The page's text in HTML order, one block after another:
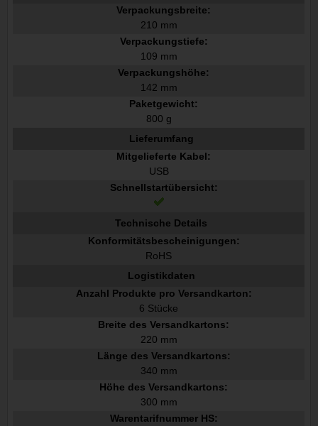
Verpackungsbreite:
210 mm
Verpackungstiefe:
109 mm
Verpackungshöhe:
142 mm
Paketgewicht:
800 g
Lieferumfang
Mitgelieferte Kabel:
USB
Schnellstartübersicht:
Technische Details
Konformitätsbescheinigungen:
RoHS
Logistikdaten
Anzahl Produkte pro Versandkarton:
6 Stücke
Breite des Versandkartons:
220 mm
Länge des Versandkartons:
340 mm
Höhe des Versandkartons:
300 mm
Warentarifnummer HS: